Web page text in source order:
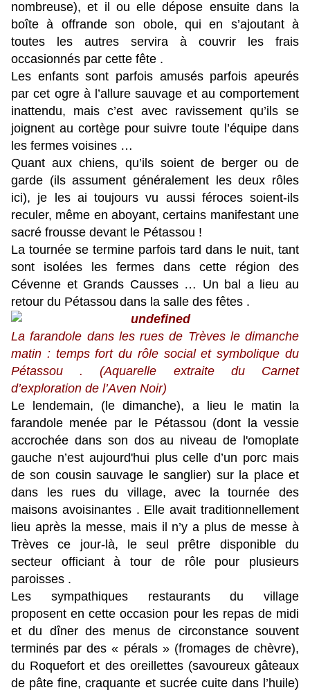
nombreuse), et il ou elle dépose ensuite dans la
boîte à offrande son obole, qui en s’ajoutant à
toutes les autres servira à couvrir les frais
occasionnés par cette fête .
Les enfants sont parfois amusés parfois apeurés
par cet ogre à l’allure sauvage et au comportement
inattendu, mais c’est avec ravissement qu’ils se
joignent au cortège pour suivre toute l’équipe dans
les fermes voisines …
Quant aux chiens, qu’ils soient de berger ou de
garde (ils assument généralement les deux rôles
ici), je les ai toujours vu aussi féroces soient-ils
reculer, même en aboyant, certains manifestant une
sacré frousse devant le Pétassou !
La tournée se termine parfois tard dans le nuit, tant
sont isolées les fermes dans cette région des
Cévenne et Grands Causses … Un bal a lieu au
retour du Pétassou dans la salle des fêtes .
La farandole dans les rues de Trèves le dimanche
matin : temps fort du rôle social et symbolique du
Pétassou . (Aquarelle extraite du Carnet
d’exploration de l’Aven Noir)
Le lendemain, (le dimanche), a lieu le matin la
farandole menée par le Pétassou (dont la vessie
accrochée dans son dos au niveau de l'omoplate
gauche n’est aujourd'hui plus celle d’un porc mais
de son cousin sauvage le sanglier) sur la place et
dans les rues du village, avec la tournée des
maisons avoisinantes . Elle avait traditionnellement
lieu après la messe, mais il n’y a plus de messe à
Trèves ce jour-là, le seul prêtre disponible du
secteur officiant à tour de rôle pour plusieurs
paroisses .
Les sympathiques restaurants du village
proposent en cette occasion pour les repas de midi
et du dîner des menus de circonstance souvent
terminés par des « pérals » (fromages de chèvre),
du Roquefort et des oreillettes (savoureux gâteaux
de pâte fine, craquante et sucrée cuite dans l’huile)